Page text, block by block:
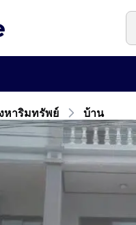
หาริมทรัพย์ บ้าน